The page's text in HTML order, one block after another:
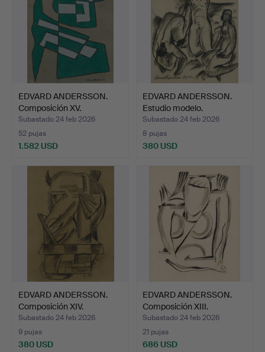
EDVARD ANDERSSON.
Composición XV.
Subastado 24 feb 2026
52 pujas
1.582 USD
EDVARD ANDERSSON.
Estudio modelo.
Subastado 24 feb 2026
8 pujas
380 USD
EDVARD ANDERSSON.
Composición XIV.
Subastado 24 feb 2026
9 pujas
380 USD
EDVARD ANDERSSON.
Composición XIII.
Subastado 24 feb 2026
21 pujas
686 USD